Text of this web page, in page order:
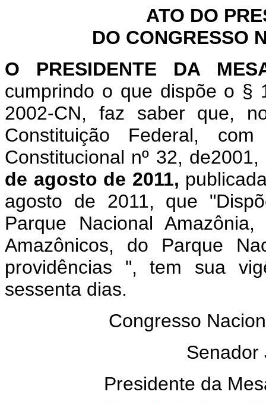
ATO DO
DO CONGRESSO
O PRESIDENTE DA
cumprindo o que dispõe o §
2002-CN, faz saber que,
Constituição Federal,
Constitucional nº 32,
de agosto de 2011,
agosto de 2011, que
Parque Nacional
Amazônicos, do Parque
providências ", tem sua
sessenta dias.
Congresso
Senador
Presidente da